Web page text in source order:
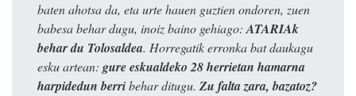
baten ahotsa da, eta urte hauen guztien ondoren, zuen
babesa behar dugu, inoiz baino gehiago:ATARIAk
behar du Tolosaldea. Horregatik erronka bat daukagu
esku artean: gure eskualdeko 28 herrietan hamarna
harpidedun berribehar ditugu. Zu falta zara, bazatoz?